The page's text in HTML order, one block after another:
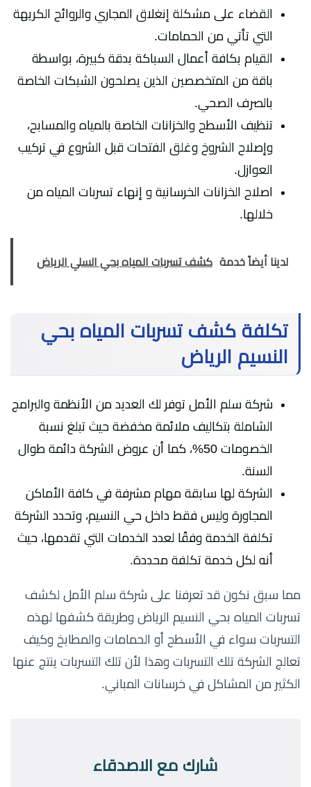
القضاء على مشكلة إنغلاق المجاري والروائح الكريهة
التي تأتي من الحمامات.
القيام بكافة أعمال السباكة بدقة كبيرة، بواسطة
باقة من المتخصصين الذين يصلحون الشبكات الخاصة
بالصرف الصحي.
تنظيف الأسطح والخزانات الخاصة بالمياه والمسابح،
وإصلاح الشروخ وغلق الفتحات قبل الشروع في تركيب
العوازل.
اصلاح الخزانات الخرسانية و إنهاء تسربات المياه من
خلالها.
لدينا أيضاً خدمة كشف تسربات المياه بحي السلي الرياض
تكلفة كشف تسربات المياه بحي
النسيم الرياض
شركة سلم الأمل توفر لك العديد من الأنظمة والبرامج
الشاملة بتكاليف ملائمة مخفضة حيث تبلغ نسبة
الخصومات 50%، كما أن عروض الشركة دائمة طوال
السنة.
الشركة لها سابقة مهام مشرفة في كافة الأماكن
المجاورة وليس فقط داخل حي النسيم، وتحدد الشركة
تكلفة الخدمة وفقًا لعدد الخدمات التي تقدمها، حيث
أنه لكل خدمة تكلفة محددة.
مما سبق نكون قد تعرفنا على شركة سلم الأمل لكشف
تسربات المياه بحي النسيم الرياض وطريقة كشفها لهذه
التسربات سواء في الأسطح أو الحمامات والمطابخ وكيف
تعالج الشركة تلك التسربات وهذا لأن تلك التسربات ينتج عنها
الكثير من المشاكل في خرسانات المباني.
شارك مع الاصدقاء